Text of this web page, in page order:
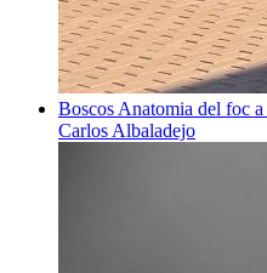
Boscos Anatomia del foc
Carlos Albaladejo